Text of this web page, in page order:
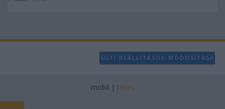
SÜTI BEÁLLÍTÁSOK MÓDOSÍTÁSA
mobil | teljes